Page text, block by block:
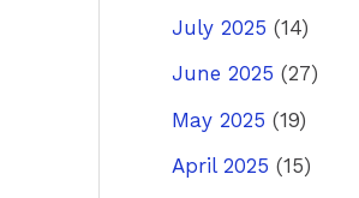
July 2025 (14)
June 2025 (27)
May 2025 (19)
April 2025 (15)